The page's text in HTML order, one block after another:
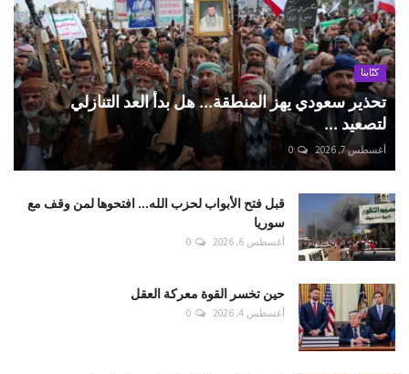
كتّابنا
تحذير سعودي يهز المنطقة... هل بدأ العد التنازلي
لتصعيد ...
أغسطس 7, 2026 0
قبل فتح الأبواب لحزب الله... افتحوها لمن وقف مع
سوريا
أغسطس 6, 2026 0
حين تخسر القوة معركة العقل
أغسطس 4, 2026 0